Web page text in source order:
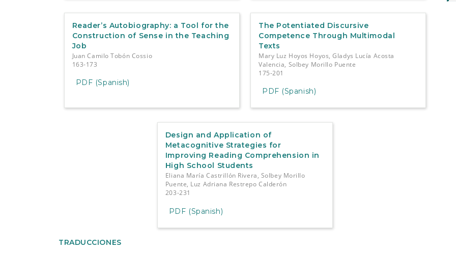
Reader’s Autobiography: a Tool for the
Construction of Sense in the Teaching
Job
Juan Camilo Tobón Cossio
163-173
PDF (Spanish)
The Potentiated Discursive
Competence Through Multimodal
Texts
Mary Luz Hoyos Hoyos, Gladys Lucía Acosta
Valencia, Solbey Morillo Puente
175-201
PDF (Spanish)
Design and Application of
Metacognitive Strategies for
Improving Reading Comprehension in
High School Students
Eliana María Castrillón Rivera, Solbey Morillo
Puente, Luz Adriana Restrepo Calderón
203-231
PDF (Spanish)
TRADUCCIONES